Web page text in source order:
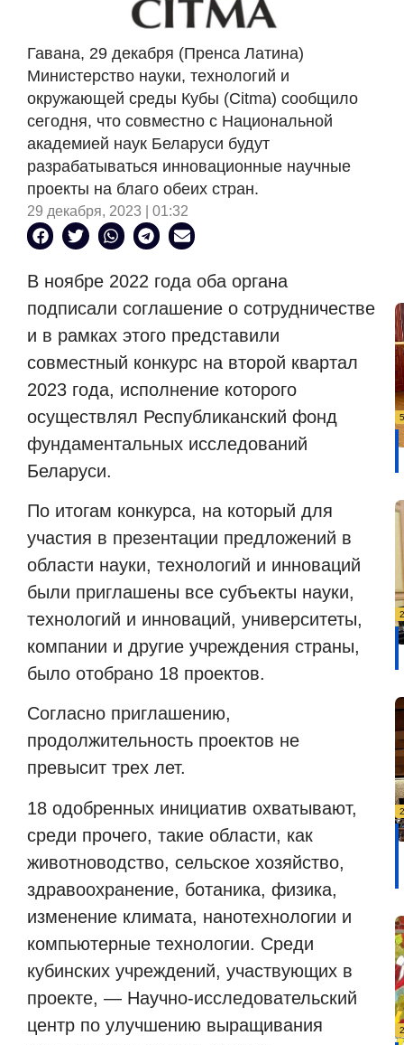
Гавана, 29 декабря (Пренса Латина)
Министерство науки, технологий и
окружающей среды Кубы (Citma) сообщило
сегодня, что совместно с Национальной
академией наук Беларуси будут
разрабатываться инновационные научные
проекты на благо обеих стран.
29 декабря, 2023 | 01:32
В ноябре 2022 года оба органа
подписали соглашение о сотрудничестве
и в рамках этого представили
совместный конкурс на второй квартал
2023 года, исполнение которого
осуществлял Республиканский фонд
фундаментальных исследований
Беларуси.
По итогам конкурса, на который для
участия в презентации предложений в
области науки, технологий и инноваций
были приглашены все субъекты науки,
технологий и инноваций, университеты,
компании и другие учреждения страны,
было отобрано 18 проектов.
Согласно приглашению,
продолжительность проектов не
превысит трех лет.
18 одобренных инициатив охватывают,
среди прочего, такие области, как
животноводство, сельское хозяйство,
здравоохранение, ботаника, физика,
изменение климата, нанотехнологии и
компьютерные технологии. Среди
кубинских учреждений, участвующих в
проекте, — Научно-исследовательский
центр по улучшению выращивания